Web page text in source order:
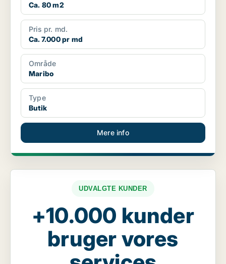
Ca. 80 m2
Pris pr. md.
Ca. 7.000 pr md
Område
Maribo
Type
Butik
Mere info
UDVALGTE KUNDER
+10.000 kunder
bruger vores